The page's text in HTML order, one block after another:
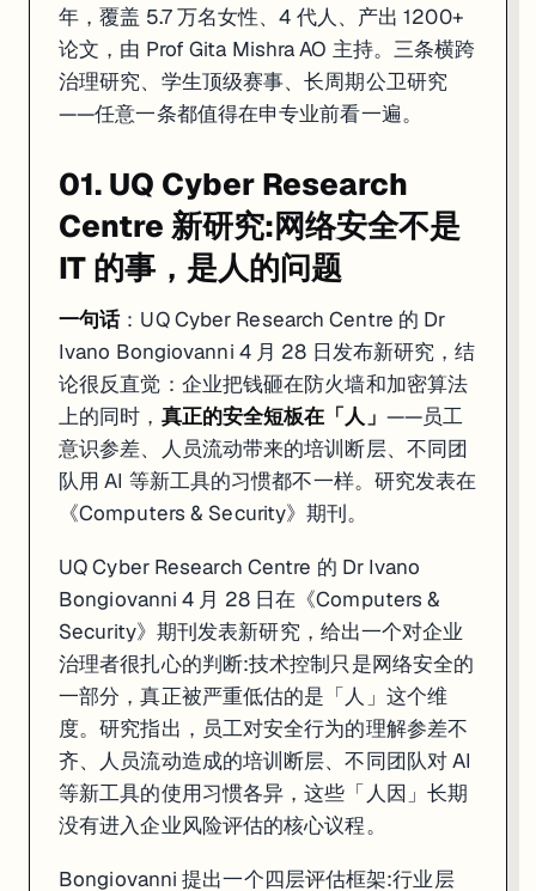
年，覆盖 5.7 万名女性、4 代人、产出 1200+
论文，由 Prof Gita Mishra AO 主持。三条横跨
治理研究、学生顶级赛事、长周期公卫研究
——任意一条都值得在申专业前看一遍。
01. UQ Cyber Research
Centre 新研究:网络安全不是
IT 的事，是人的问题
一句话：UQ Cyber Research Centre 的 Dr
Ivano Bongiovanni 4 月 28 日发布新研究，结
论很反直觉：企业把钱砸在防火墙和加密算法
上的同时， 真正的安全短板在「人」 ——员工
意识参差、人员流动带来的培训断层、不同团
队用 AI 等新工具的习惯都不一样。研究发表在
《Computers & Security》期刊。
UQ Cyber Research Centre 的 Dr Ivano
Bongiovanni 4 月 28 日在《Computers &
Security》期刊发表新研究，给出一个对企业
治理者很扎心的判断:技术控制只是网络安全的
一部分，真正被严重低估的是「人」这个维
度。研究指出，员工对安全行为的理解参差不
齐、人员流动造成的培训断层、不同团队对 AI
等新工具的使用习惯各异，这些「人因」长期
没有进入企业风险评估的核心议程。
Bongiovanni 提出一个四层评估框架:行业层